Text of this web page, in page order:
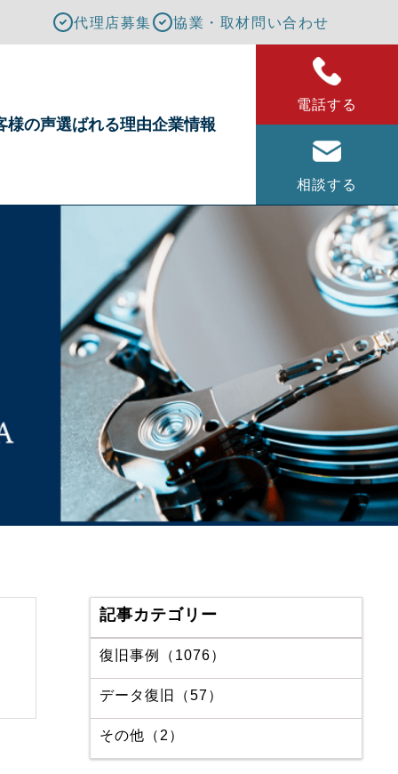
代理店募集 協業・取材問い合わせ
様の声選ばれる理由企業情報
電話する
相談する
記事カテゴリー
復旧事例（1076）
データ復旧（57）
その他（2）